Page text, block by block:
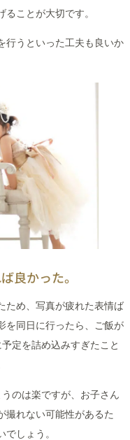
ことが大切です。
行うといった工夫も良いか
良かった。
ため、写真が疲れた表情ば
を同日に行ったら、ご飯が
定を詰め込みすぎたこと
のは楽ですが、お子さん
撮れない可能性があるた
しょう。